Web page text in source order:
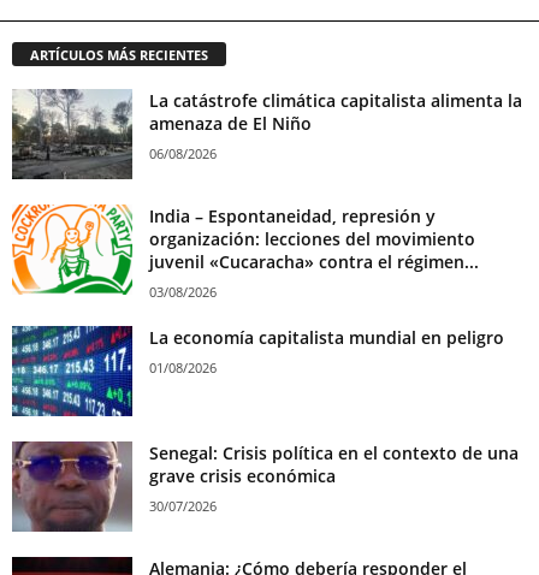
ARTÍCULOS MÁS RECIENTES
La catástrofe climática capitalista alimenta la
amenaza de El Niño
06/08/2026
India – Espontaneidad, represión y
organización: lecciones del movimiento
juvenil «Cucaracha» contra el régimen...
03/08/2026
La economía capitalista mundial en peligro
01/08/2026
Senegal: Crisis política en el contexto de una
grave crisis económica
30/07/2026
Alemania: ¿Cómo debería responder el